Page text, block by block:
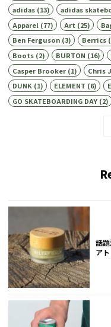
adidas(13) adidas
Apparel (77) Art (25)
Ben Ferguson(3) Berrics
Boots(2) BURTON (16)
Casper Brooker(1) Chris
DUNK(1) ELEMENT (6)
GO SKATEBOARDING DAY(2)
話
ア